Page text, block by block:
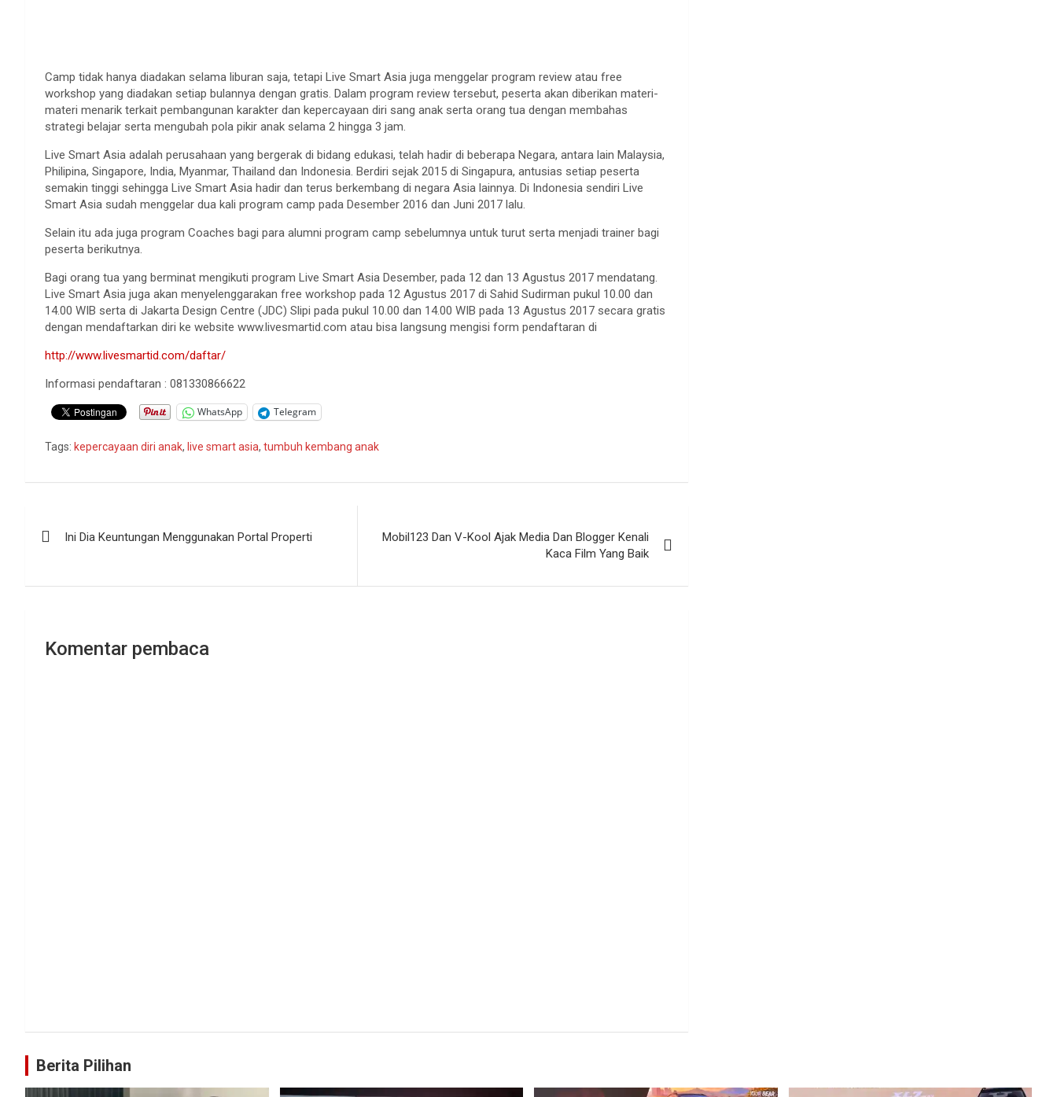
Camp tidak hanya diadakan selama liburan saja, tetapi Live Smart Asia juga menggelar program review atau free
workshop yang diadakan setiap bulannya dengan gratis. Dalam program review tersebut, peserta akan diberikan materi-
materi menarik terkait pembangunan karakter dan kepercayaan diri sang anak serta orang tua dengan membahas
strategi belajar serta mengubah pola pikir anak selama 2 hingga 3 jam.
Live Smart Asia adalah perusahaan yang bergerak di bidang edukasi, telah hadir di beberapa Negara, antara lain Malaysia,
Philipina, Singapore, India, Myanmar, Thailand dan Indonesia. Berdiri sejak 2015 di Singapura, antusias setiap peserta
semakin tinggi sehingga Live Smart Asia hadir dan terus berkembang di negara Asia lainnya. Di Indonesia sendiri Live
Smart Asia sudah menggelar dua kali program camp pada Desember 2016 dan Juni 2017 lalu.
Selain itu ada juga program Coaches bagi para alumni program camp sebelumnya untuk turut serta menjadi trainer bagi
peserta berikutnya.
Bagi orang tua yang berminat mengikuti program Live Smart Asia Desember, pada 12 dan 13 Agustus 2017 mendatang.
Live Smart Asia juga akan menyelenggarakan free workshop pada 12 Agustus 2017 di Sahid Sudirman pukul 10.00 dan
14.00 WIB serta di Jakarta Design Centre (JDC) Slipi pada pukul 10.00 dan 14.00 WIB pada 13 Agustus 2017 secara gratis
dengan mendaftarkan diri ke website www.livesmartid.com atau bisa langsung mengisi form pendaftaran di
http://www.livesmartid.com/daftar/
Informasi pendaftaran : 081330866622
WhatsApp Telegram
Tags: kepercayaan diri anak, live smart asia, tumbuh kembang anak
Ini Dia Keuntungan Menggunakan Portal Properti
Mobil123 Dan V-Kool Ajak Media Dan Blogger Kenali
Kaca Film Yang Baik
Komentar pembaca
Berita Pilihan